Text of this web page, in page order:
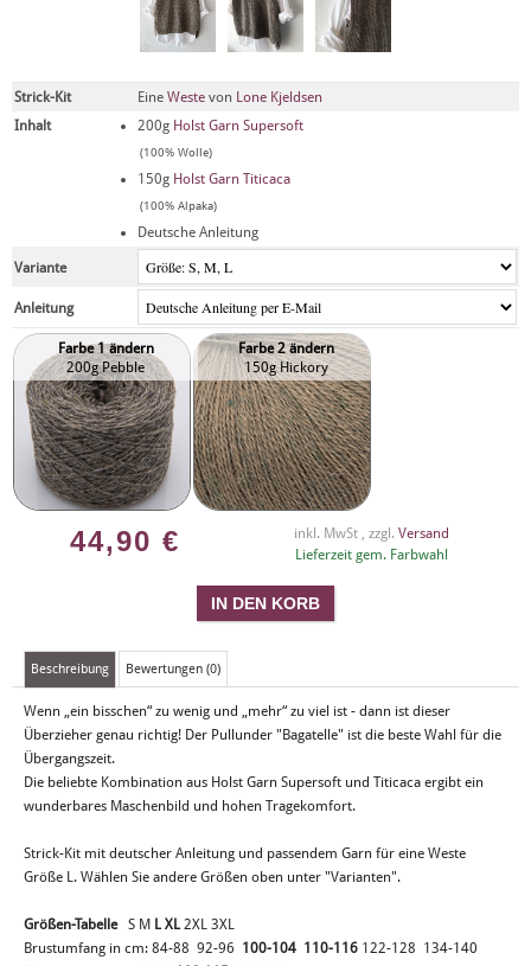
Strick-Kit Eine Weste von Lone Kjeldsen
Inhalt
200g Holst Garn Supersoft
(100% Wolle)
150g Holst Garn Titicaca
(100% Alpaka)
Deutsche Anleitung
Variante
Anleitung
Farbe 1 ändern
200g Pebble
Farbe 2 ändern
150g Hickory
44,90 € inkl. MwSt , zzgl. Versand
Lieferzeit gem. Farbwahl
Beschreibung Bewertungen (0)
Wenn „ein bisschen“ zu wenig und „mehr“ zu viel ist - dann ist dieser
Überzieher genau richtig! Der Pullunder "Bagatelle" ist die beste Wahl für die
Übergangszeit.
Die beliebte Kombination aus Holst Garn Supersoft und Titicaca ergibt ein
wunderbares Maschenbild und hohen Tragekomfort.
Strick-Kit mit deutscher Anleitung und passendem Garn für eine Weste
Größe L. Wählen Sie andere Größen oben unter "Varianten".
Größen-Tabelle S M L XL2XL 3XL
Brustumfang in cm: 84-88 92-96 100-104 110-116 122-128 134-140